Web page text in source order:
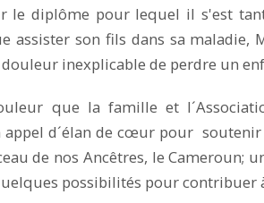
le diplôme pour lequel il s'est
assister son fils dans sa maladie,
inexplicable de perdre un
que la famille et
appel d´élan de cœur pour
de nos Ancêtres, le Cameroun;
possibilités pour contribuer